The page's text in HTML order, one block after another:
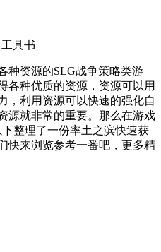
具书
种资源的SLG战争策略类游
各种优质的资源，资源可以用
，利用资源可以快速的强化自
源就非常的重要。那么在游戏
整理了一份率土之滨快速获
快来浏览参考一番吧，更多精